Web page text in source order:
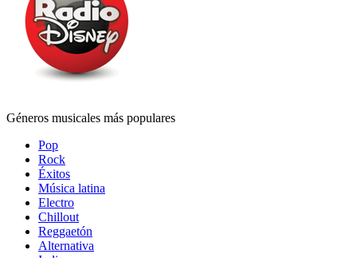
Géneros musicales más populares
Pop
Rock
Éxitos
Música latina
Electro
Chillout
Reggaetón
Alternativa